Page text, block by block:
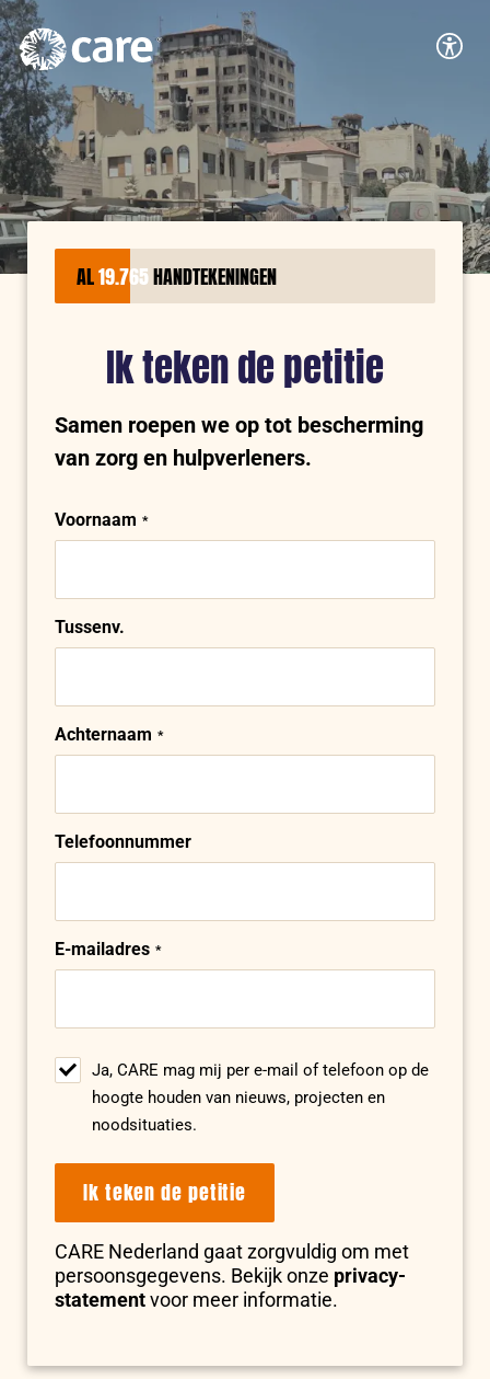
Logo:
CARE
Nederland
AL19.765HANDTEKENINGEN
Ik teken de petitie
Samen roepen we op tot bescherming
van zorg en hulpverleners.
Naam
Voornaam
Tussenv.
Achternaam
Telefoonnummer
E-mailadres
Ja, CARE mag mij per e-mail of telefoon op de
hoogte houden van nieuws, projecten en
noodsituaties.
Ik teken de petitie
CARE Nederland gaat zorgvuldig om met
persoonsgegevens. Bekijk onze privacy-
statementvoor meer informatie.